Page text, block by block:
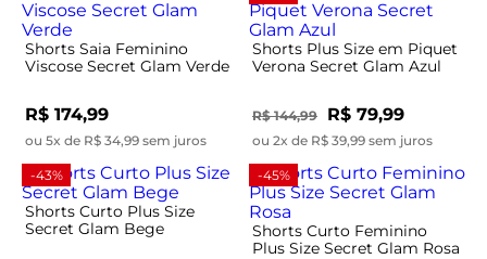
Shorts Saia Feminino
Viscose Secret Glam Verde
R$ 174,99
ou 5x de R$ 34,99 sem juros
Shorts Plus Size em Piquet
Verona Secret Glam Azul
R$ 144,99 R$ 79,99
ou 2x de R$ 39,99 sem juros
-43%
Shorts Curto Plus Size
Secret Glam Bege
-45%
Shorts Curto Feminino
Plus Size Secret Glam Rosa